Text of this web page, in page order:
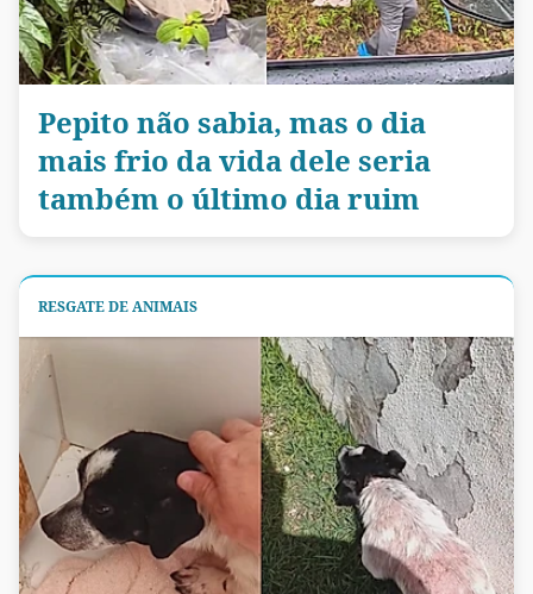
Pepito não sabia, mas o dia
mais frio da vida dele seria
também o último dia ruim
RESGATE DE ANIMAIS